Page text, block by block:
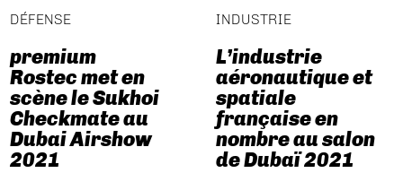
DÉFENSE
premium
Rostec met en
scène le Sukhoi
Checkmate au
Dubai Airshow
2021
INDUSTRIE
L’industrie
aéronautique et
spatiale
française en
nombre au salon
de Dubaï 2021